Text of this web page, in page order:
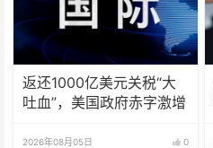
返还1000亿美元关税“大
吐血”，美国政府赤字激增
2026年08月05日 0